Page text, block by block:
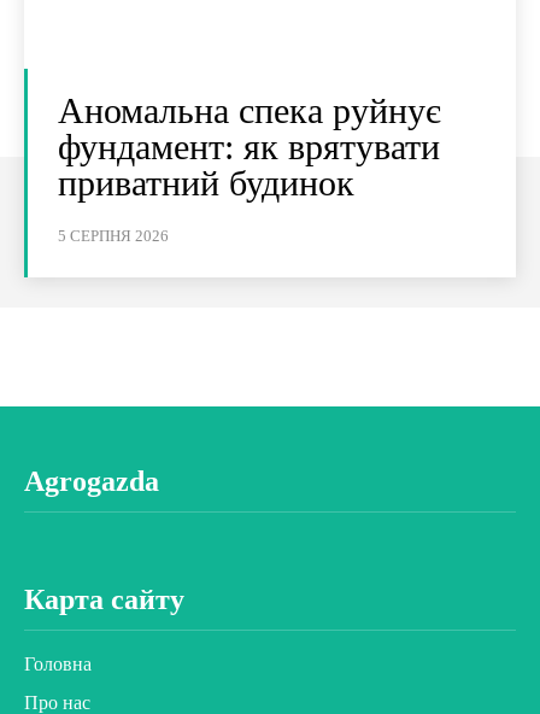
Аномальна спека руйнує
фундамент: як врятувати
приватний будинок
5 СЕРПНЯ 2026
Agrogazda
Карта сайту
Головна
Про нас